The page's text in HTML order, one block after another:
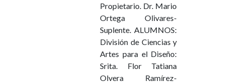
Propietario. Dr. Mario
Ortega Olivares-
Suplente. ALUMNOS:
División de Ciencias y
Artes para el Diseño:
Srita. Flor Tatiana
Olvera Ramírez-